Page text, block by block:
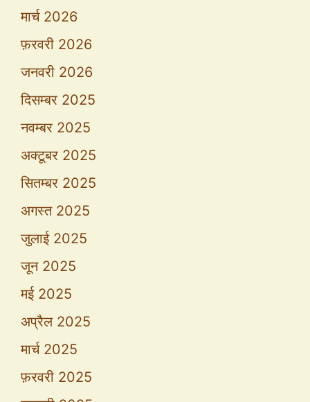
मार्च 2026
फ़रवरी 2026
जनवरी 2026
दिसम्बर 2025
नवम्बर 2025
अक्टूबर 2025
सितम्बर 2025
अगस्त 2025
जुलाई 2025
जून 2025
मई 2025
अप्रैल 2025
मार्च 2025
फ़रवरी 2025